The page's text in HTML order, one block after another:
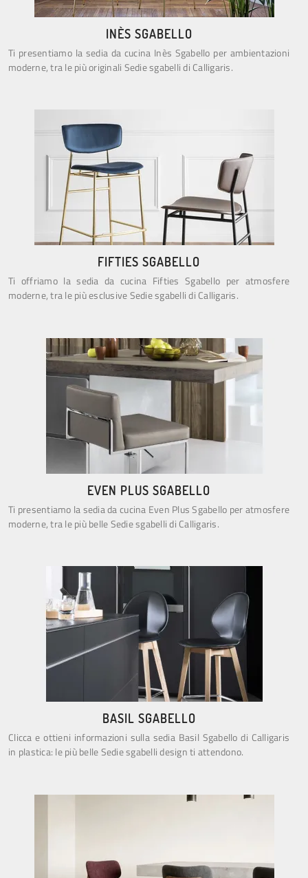
INÈS SGABELLO
Ti presentiamo la sedia da cucina Inès Sgabello per ambientazioni
moderne, tra le più originali Sedie sgabelli di Calligaris.
FIFTIES SGABELLO
Ti offriamo la sedia da cucina Fifties Sgabello per atmosfere
moderne, tra le più esclusive Sedie sgabelli di Calligaris.
EVEN PLUS SGABELLO
Ti presentiamo la sedia da cucina Even Plus Sgabello per atmosfere
moderne, tra le più belle Sedie sgabelli di Calligaris.
BASIL SGABELLO
Clicca e ottieni informazioni sulla sedia Basil Sgabello di Calligaris
in plastica: le più belle Sedie sgabelli design ti attendono.